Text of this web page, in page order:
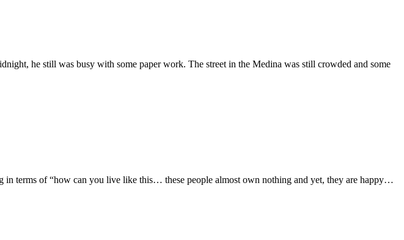
he still was busy with some paper work. The street in the Medina was still crowded and some
in terms of “how can you live like this… these people almost own nothing and yet, they are happy…